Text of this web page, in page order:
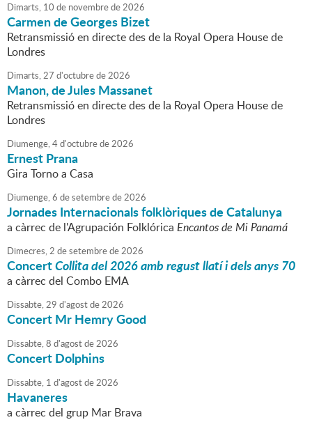
Dimarts, 10 de novembrede2026
Carmen de Georges Bizet
Retransmissió en directe des de la Royal Opera House de
Londres
Dimarts,27 d'octubrede2026
Manon, de Jules Massanet
Retransmissió en directe des de la Royal Opera House de
Londres
Diumenge,4d'octubrede2026
Ernest Prana
Gira Torno a Casa
Diumenge,6 desetembrede2026
Jornades Internacionals folklòriques de Catalunya
a càrrec de l'Agrupación Folklórica Encantos de Mi Panamá
Dimecres,2 desetembrede2026
ConcertCollita del 2026 amb regust llatí i dels anys 70
a càrrec del Combo EMA
Dissabte,29 d'agostde2026
Concert Mr Hemry Good
Dissabte,8 d'agostde2026
Concert Dolphins
Dissabte, 1 d'agostde2026
Havaneres
a càrrec del grup Mar Brava